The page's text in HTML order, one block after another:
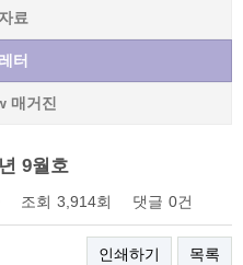
료
터
매거진
9월호
조회 3,914회 댓글 0건
인쇄하기 목록